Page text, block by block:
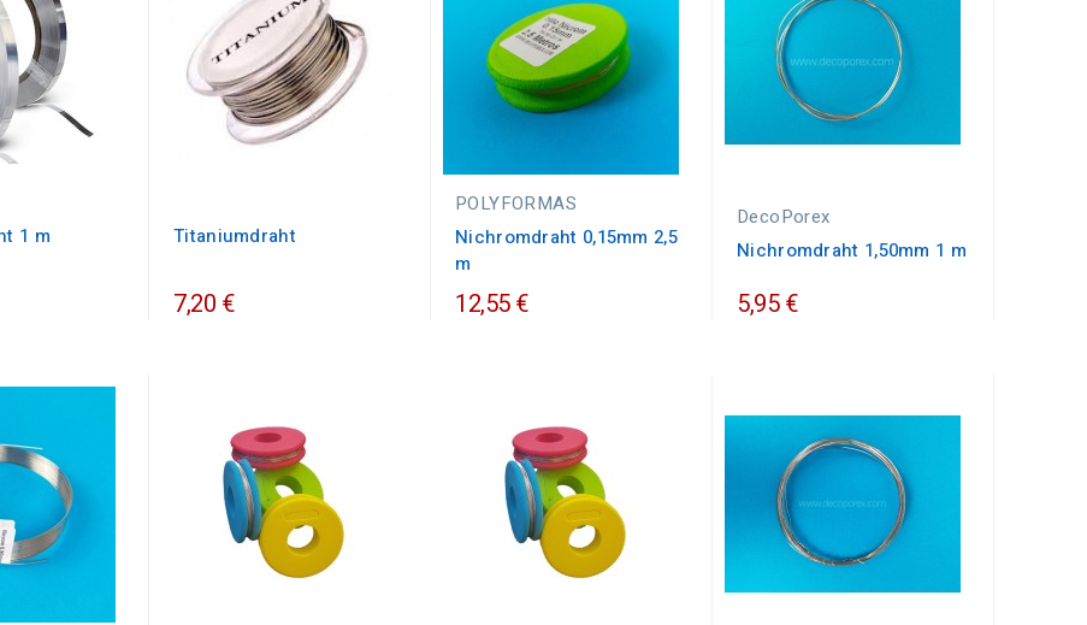
1 m Titaniumdraht
7,20 €
POLYFORMAS
Nichromdraht 0,15mm 2,5
m
12,55 €
DecoPorex
Nichromdraht 1,50mm 1 m
5,95 €